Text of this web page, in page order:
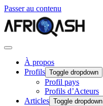
Passer au contenu
À propos
Profils Toggle dropdown
Profil pays
Profils d’Acteurs
Articles Toggle dropdown